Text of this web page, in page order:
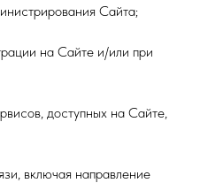
Сайта;
на Сайте и/или при
доступных на Сайте,
включая направление